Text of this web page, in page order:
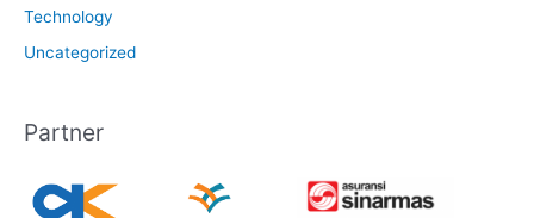
Technology
Uncategorized
Partner